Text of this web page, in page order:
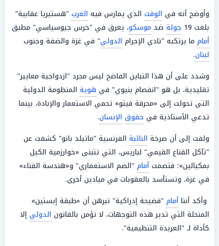
وأوضح أنه في الوقت الذي يمارس فيه الغرب "هستيريا عقابية"
بلغت 19
جولة ضد موسكو، يغرق في "خرس جيوسياسي" مطبق
أمام ما يرتكبه "نادي الإجرام الدولي" في غزة والضفة وجنوب
لبنان.
وشدد على أن هذا التباين الفاضح ليس مجرد "ازدواجية معايير"
تقليدية، بل هو "انفصام بنيوي" في هوية المنظومة الدولية
التي تحولت إلى «محرقة فيتو» تحمي الاستعمار والإبادة، بينما
تدعي الأستاذية في حقوق الإنسان.
ولفت إلى أن صرخة النائبة الفرنسية "ماتيلد بانو" كشفت عن
"تآكل القناع القيمي" لباريس، التي تتبنى «خوارزمية الكيل
بمكيالين»؛ فتصمت أمام "الضم الاستعماري" و«هندسة الفناء»
في غزة، وتستأسد بالعقوبات في ميادين أخرى.
وأكد أننا أمام "فضيحة إدراكية" تبرهن أن «طبقة إبستين»
المنحلة التي تدير هذه التوجهات، لا تؤمن بالقانون الدولي إلا
كأداة لـ "العربدة التنظيمية".